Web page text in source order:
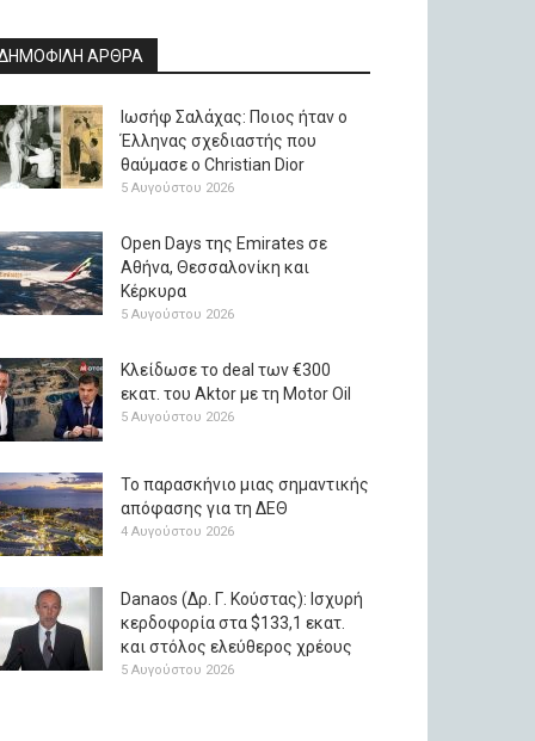
ΑΡΘΡΑ
Ιωσήφ Σαλάχας: Ποιος ήταν ο
Έλληνας σχεδιαστής που
θαύμασε ο Christian Dior
5 Αυγούστου 2026
Open Days της Emirates σε
Αθήνα, Θεσσαλονίκη και
Κέρκυρα
5 Αυγούστου 2026
Κλείδωσε το deal των €300
εκατ. του Aktor με τη Μotor Oil
5 Αυγούστου 2026
Το παρασκήνιο μιας σημαντικής
απόφασης για τη ΔΕΘ
4 Αυγούστου 2026
Danaos (Δρ. Γ. Κούστας): Ισχυρή
κερδοφορία στα $133,1 εκατ.
και στόλος ελεύθερος χρέους
5 Αυγούστου 2026